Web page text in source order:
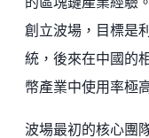
創立波場，目標是
統，後來在中國的
幣產業中使用率極
波場最初的核心團